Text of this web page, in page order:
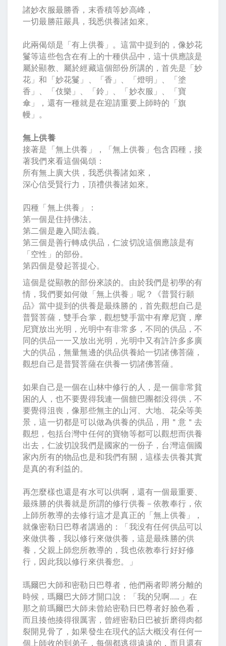
諸妙衣服最勝香，末香積等妙高峰，
一切最勝莊嚴具，我悉供養諸如來。
此兩偈頌是「有上供養」。這當中提到的，像妙花
鬘等這些包含在有上的十種供品中，這十供應該是
屬於顯教、屬於經藏這個部份所講的，首先是「妙
花」和「妙花鬘」、「香」、「燈明」、「塗
香」、「伎樂」、「鈴」、「妙衣服」、「寶
傘」，還有一種就是在迎請重要上師時的「旗
幔」。
無上供養
接著是「無上供養」，「無上供養」包含四種，接
著我們來看這個偈頌：
所有無上廣大供，我悉供養諸如來，
深心信受賢行力，頂禮供養諸如來。
四種「無上供養」：
第一個是住持佛法。
第二個是趣入聞法義。
第三個是善行轉成供品，仁波切說這個應該是有
「空性」的部份。
第四個是發起菩提心。
這個是從顯教的部份來談的。由於我們是初學的有
情，我們要如何做「無上供養」呢？《普賢行願
品》當中提到的供養是最殊勝的，首先觀想自己是
普賢菩薩，雙手合掌，觀想雙手當中有摩尼寶，摩
尼寶放出光明，光明中有非常多，不同的供品，不
同的供品一一又放出光明，光明中又有許許多多廣
大的供品，無量無邊的供品供養給一切諸佛菩薩，
觀想自己是普賢菩薩在供養一切諸佛菩薩。
如果自己是一個在山林中修行的人，是一個非常貧
困的人，也不要覺得我連一個饘巴團都没得供，不
要覺得沮喪，像那些無主的山河、大地、花朵等美
景，這一切都是可以做為供養的供品，用＂意＂去
觀想，包括台灣中任何的寶物等都可以觀想而供養
出去，仁波切說我們是國家的一份子，台灣這個國
家內所有的物品也是和我們有關，這樣去供養其實
是真的有利益的。
再怎麼樣也還是有水可以供啊，還有一個最重要、
最殊勝的供養就是所謂的修行供養－依教奉行，依
上師所教導的去修行這才是真正的「無上供養」，
就像密勒日巴尊者講過的：「我没有任何供品可以
來做供養，我以修行來做供養，這是最殊勝的供
養，父親上師您所教導的，我也依教奉行好好修
行，因此我以修行來供養您。」
瑪爾巴大師和密勒日巴尊者，他們兩者即將分離的
時候，瑪爾巴大師才開口說：「我的兒啊….. 」在
那之前瑪爾巴大師未曾給密勒日巴尊者好臉色看，
而且揍他揍得很厲害，曾經密勒日巴被折磨得肉都
裂開見骨了，如果發生在現代的話大概没有任何一
個上師收的到弟子，每個都逃得遠遠的，而且還有